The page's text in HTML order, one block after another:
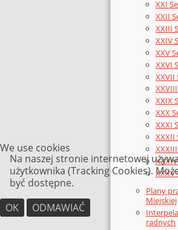
XXI
XXII
XXIII
XXIV
XXV
XXVI
XXVII
XXIX
XXX
XXXI
XXXII
XXXV
Plany
Miejskiej
radnych
We use cookies
Na naszej stronie internetowej
użytkownika (Tracking Cookies).
być dostępne.
OK
ODMAWIAĆ